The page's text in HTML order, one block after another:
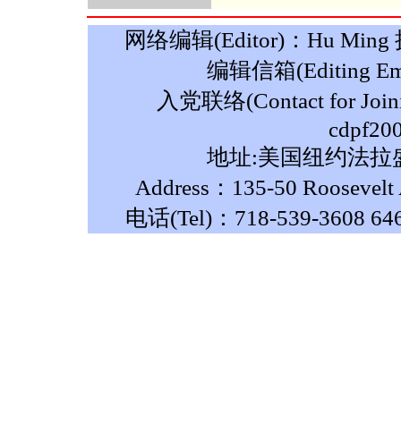
网络编辑(Editor)：Hu Ming
编辑信箱(Editing
入党联络(Contact for
地址:美国纽约法拉
Address：135-50
电话(Tel)：718-539-3608